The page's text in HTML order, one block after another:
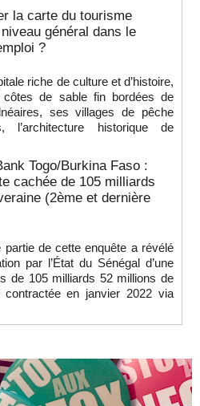
la carte du tourisme
général dans le
?
riche de culture et d’histoire,
côtes de sable fin bordées de
ses villages de pêche
l’architecture historique de
Togo/Burkina Faso :
cachée de 105 milliards
(2ème et dernière
partie de cette enquête a révélé
par l’État du Sénégal d’une
de 105 milliards 52 millions de
contractée en janvier 2022 via